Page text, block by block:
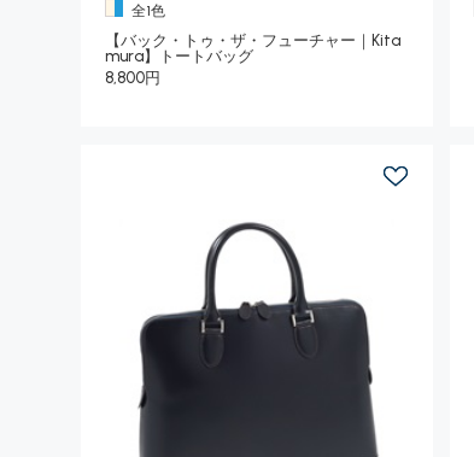
全1色
【バック・トゥ・ザ・フューチャー｜Kita
mura】トートバッグ
8,800円